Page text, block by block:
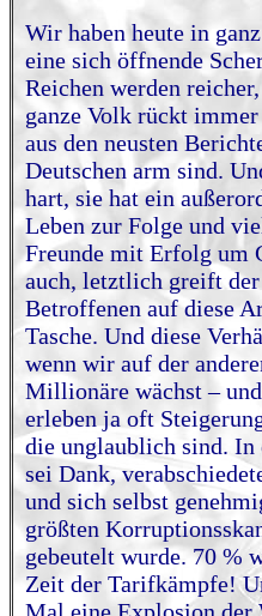
Wir haben heute in
eine sich öffnende
Reichen werden
ganze Volk rückt
aus den neusten
Deutschen arm sind.
hart, sie hat ein
Leben zur Folge und
Freunde mit Erfolg um
auch, letztlich greift der
Betroffenen auf diese
Tasche. Und diese
wenn wir auf der
Millionäre wächst –
erleben ja oft
die unglaublich sind.
sei Dank,
und sich selbst
größten
gebeutelt wurde. 70 %
Zeit der Tarifkämpfe!